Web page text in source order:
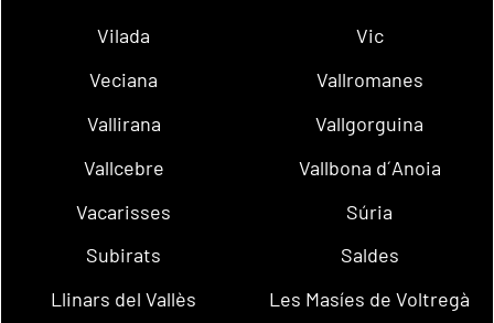
Vilada
Vic
Veciana
Vallromanes
Vallirana
Vallgorguina
Vallcebre
Vallbona d´Anoia
Vacarisses
Súria
Subirats
Saldes
Llinars del Vallès
Les Masíes de Voltregà